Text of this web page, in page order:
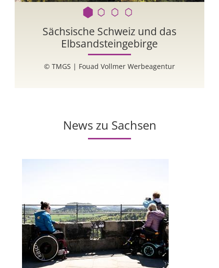
Sächsische Schweiz und das
Elbsandsteingebirge
© TMGS | Fouad Vollmer Werbeagentur
News zu Sachsen